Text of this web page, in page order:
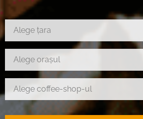
Alege țara
Alege orașul
Alege coffee-shop-ul